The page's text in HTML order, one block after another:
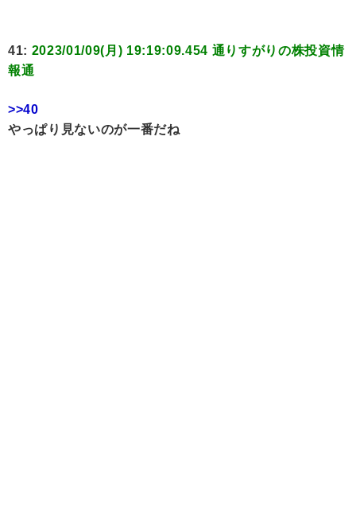
41: 2023/01/09(月) 19:19:09.454 通りすがりの株投資情
報通
>>40
やっぱり見ないのが一番だね